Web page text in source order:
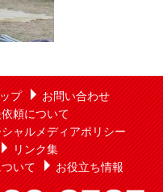
プ
お問い合わせ
頼について
ャルメディアポリシー
リンク集
いて お役立ち情報